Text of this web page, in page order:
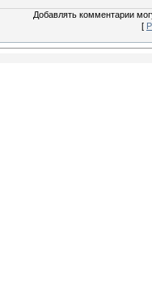
Добавлять комментарии
[